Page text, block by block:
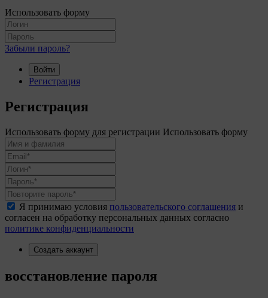
Использовать форму
Забыли пароль?
Войти
Регистрация
Регистрация
Использовать форму для регистрации Использовать форму
Я принимаю условия пользовательского соглашения и
согласен на обработку персональных данных согласно
политике конфиденциальности
Создать аккаунт
восстановление пароля